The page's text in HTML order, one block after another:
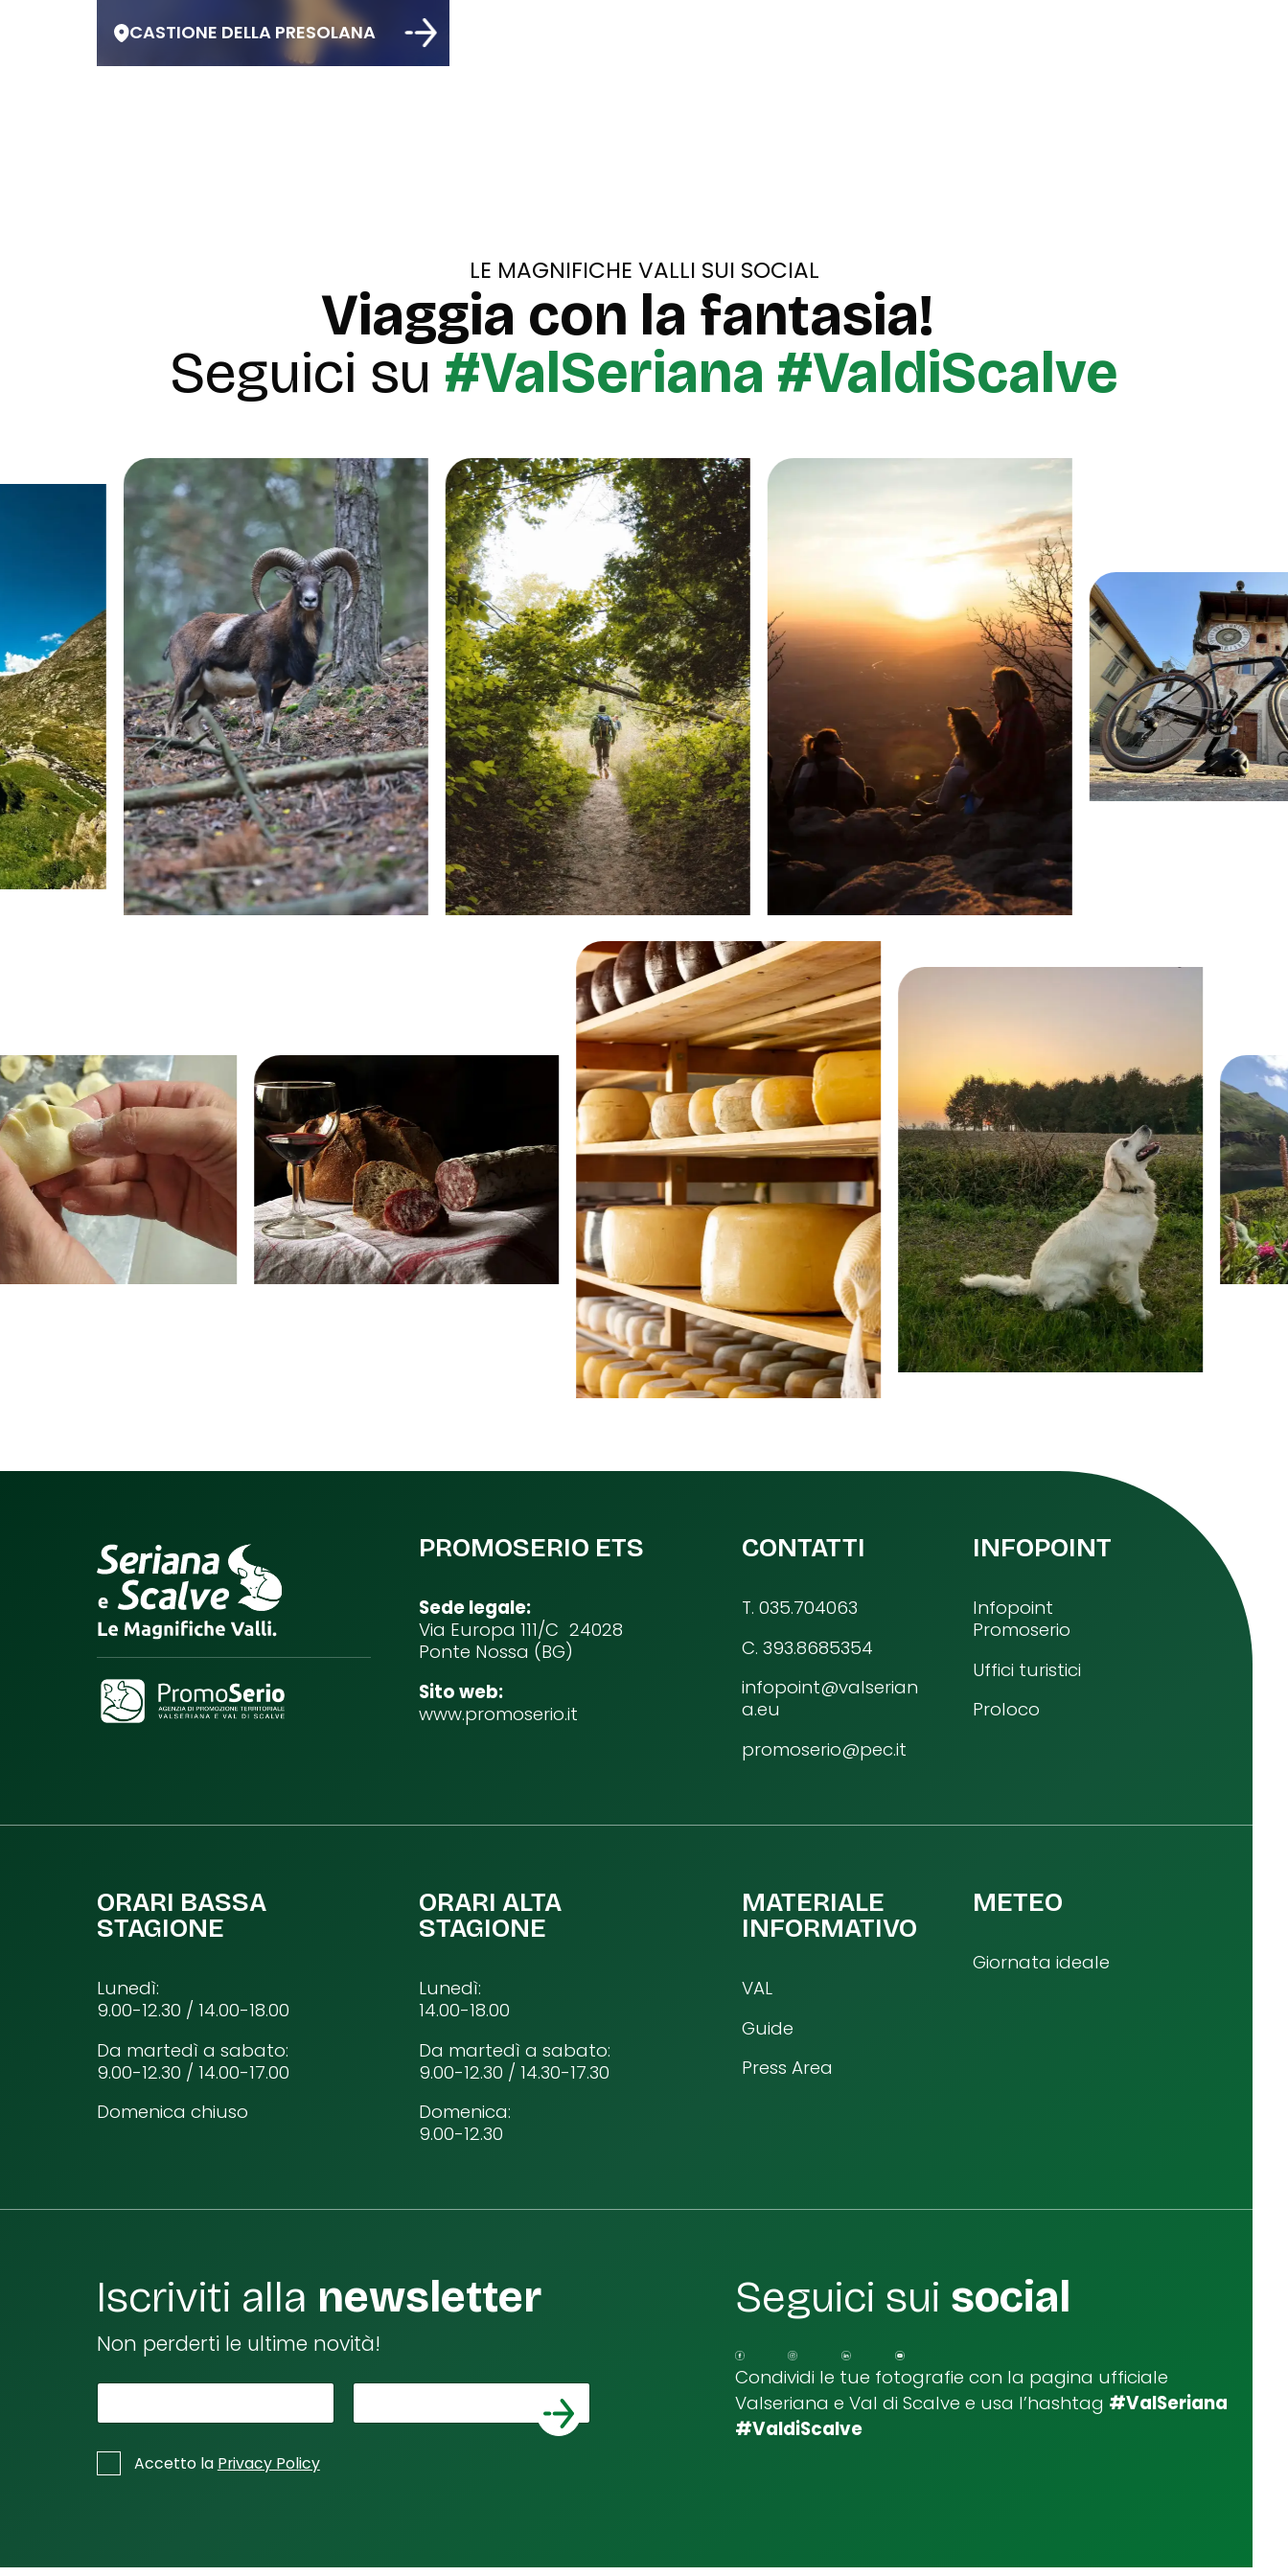
CASTIONE DELLA PRESOLANA
LE MAGNIFICHE VALLI SUI SOCIAL
Viaggia con la fantasia!
Seguici su #ValSeriana #ValdiScalve
PROMOSERIO ETS
Sede legale:
Via Europa 111/C 24028
Ponte Nossa (BG)
Sito web:
www.promoserio.it
CONTATTI
T. 035.704063
C. 393.8685354
infopoint@valserian
a.eu
promoserio@pec.it
INFOPOINT
Infopoint
Promoserio
Uffici turistici
Proloco
ORARI BASSA
STAGIONE
Lunedì:
9.00-12.30 / 14.00-18.00
Da martedì a sabato:
9.00-12.30 / 14.00-17.00
Domenica chiuso
ORARI ALTA
STAGIONE
Lunedì:
14.00-18.00
Da martedì a sabato:
9.00-12.30 / 14.30-17.30
Domenica:
9.00-12.30
MATERIALE
INFORMATIVO
VAL
Guide
Press Area
METEO
Giornata ideale
Iscriviti alla newsletter
Non perderti le ultime novità!
m
C
a
e
* Accetto la Privacy Policy
Seguici sui social
Condividi le tue fotografie con la pagina ufficiale
Valseriana e Val di Scalve e usa l’hashtag #ValSeriana
#ValdiScalve